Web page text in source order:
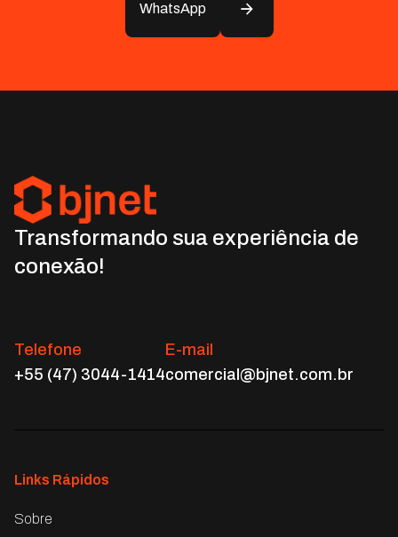
WhatsApp
Transformando sua experiência de
conexão!
Telefone
+55 (47) 3044-1414
E-mail
comercial@bjnet.com.br
Links Rápidos
Sobre